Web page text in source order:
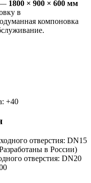
— 1800 × 900 × 600 мм
в
компоновка
+40
отверстия: DN15
в России)
отверстия: DN20